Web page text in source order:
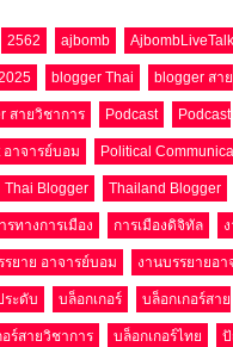
2562 ajbomb AjbombLiveTalk
blogger Thai blogger สาย
สายวิชาการ Podcast Podcast
อาจารย์บอม Political
Thai Blogger Thailand Blogger
รทางการเมือง การเมืองดิจิทัล
รยาย อาจารย์บอม งานบรรยายอา
ระดับ บล็อกเกอร์ บล็อกเกอร์สาย
อร์สายวิชาการ บล็อกเกอร์ไทย